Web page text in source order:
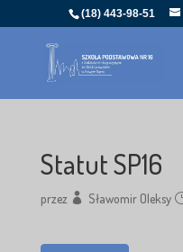
(18) 443-98-51
Statut SP16
przez Sławomir Oleksy